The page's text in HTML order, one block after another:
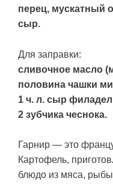
перец, мускатный
сыр.
Для заправки:
сливочное масло
половина чашки
1 ч. л. сыр
2 зубчика чеснока.
Гарнир — это
Картофель,
блюдо из мяса,